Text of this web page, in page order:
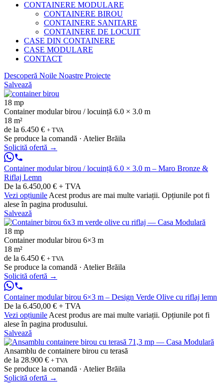
CONTAINERE MODULARE
CONTAINERE BIROU
CONTAINERE SANITARE
CONTAINERE DE LOCUIT
CASE DIN CONTAINERE
CASE MODULARE
CONTACT
Descoperă Noile Noastre Proiecte
Salvează
18 mp
Container modular birou / locuință 6.0 × 3.0 m
18 m²
de la 6.450 € + TVA
Se produce la comandă · Atelier Brăila
Solicită ofertă →
Container modular birou / locuință 6.0 × 3.0 m – Maro Bronze &
Riflaj Lemn
De la 6.450,00 € + TVA
Vezi opțiunile Acest produs are mai multe variații. Opțiunile pot fi
alese în pagina produsului.
Salvează
18 mp
Container modular birou 6×3 m
18 m²
de la 6.450 € + TVA
Se produce la comandă · Atelier Brăila
Solicită ofertă →
Container modular birou 6×3 m – Design Verde Olive cu riflaj lemn
De la 6.450,00 € + TVA
Vezi opțiunile Acest produs are mai multe variații. Opțiunile pot fi
alese în pagina produsului.
Salvează
Ansamblu de containere birou cu terasă
de la 28.900 € + TVA
Se produce la comandă · Atelier Brăila
Solicită ofertă →